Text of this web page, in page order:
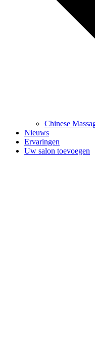
Chinese
Nieuws
Ervaringen
Uw salon toevoegen